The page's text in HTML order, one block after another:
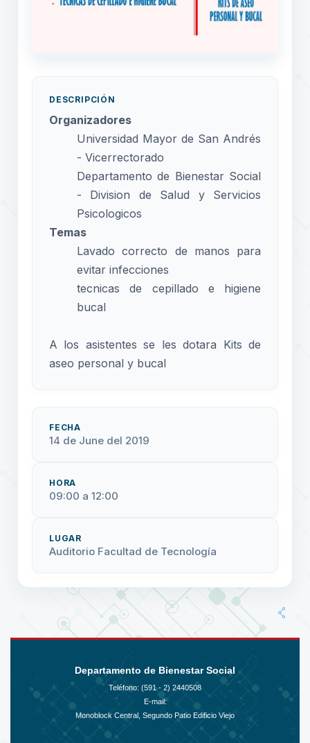
DESCRIPCIÓN
Organizadores
Universidad Mayor de San Andrés
- Vicerrectorado
Departamento de Bienestar Social
- Division de Salud y Servicios
Psicologicos
Temas
Lavado correcto de manos para
evitar infecciones
tecnicas de cepillado e higiene
bucal
A los asistentes se les dotara Kits de
aseo personal y bucal
FECHA
14 de June del 2019
HORA
09:00 a 12:00
LUGAR
Auditorio Facultad de Tecnología
Departamento de Bienestar Social
Teléfono: (591 - 2) 2440508
E-mail:
Monoblock Central, Segundo Patio Edificio Viejo